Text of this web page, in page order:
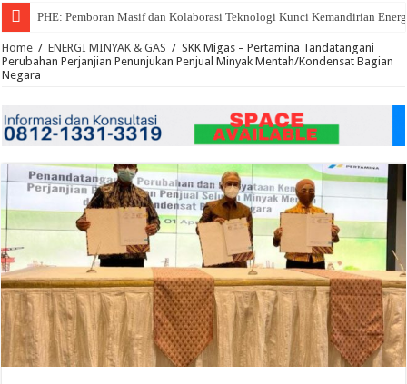
PHE: Pemboran Masif dan Kolaborasi Teknologi Kunci Kemandirian
Home / ENERGI MINYAK & GAS / SKK Migas – Pertamina Tandatangani
Perubahan Perjanjian Penunjukan Penjual Minyak Mentah/Kondensat Bagian
Negara